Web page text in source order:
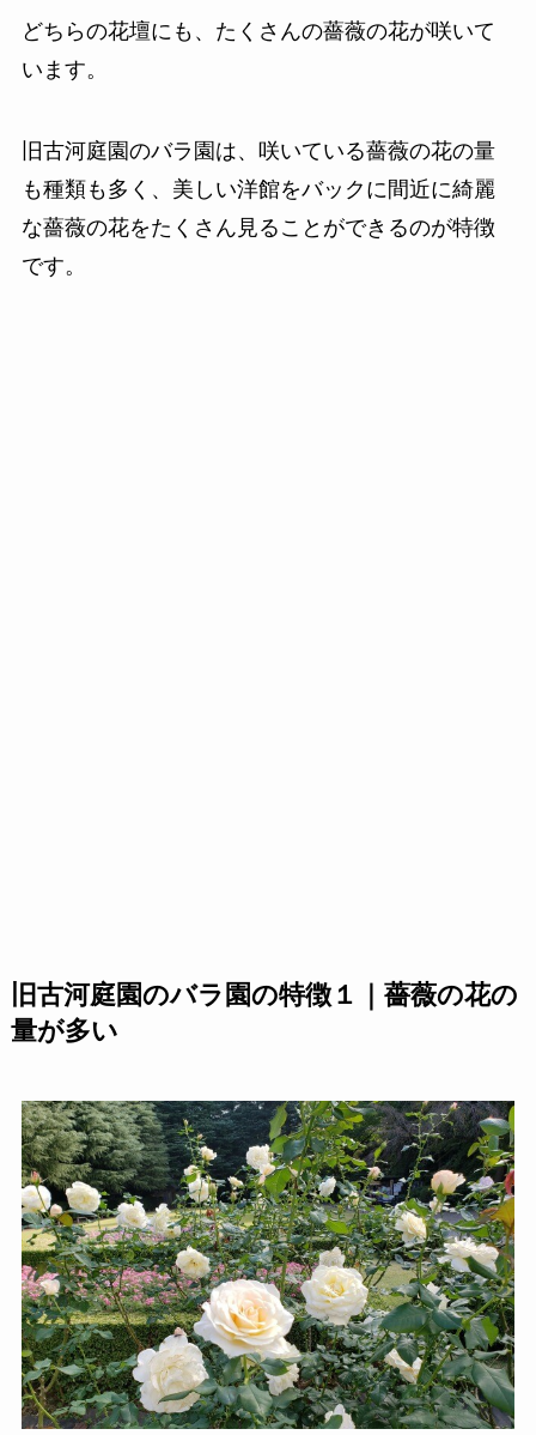
どちらの花壇にも、たくさんの薔薇の花が咲いて
います。
旧古河庭園のバラ園は、咲いている薔薇の花の量
も種類も多く、美しい洋館をバックに間近に綺麗
な薔薇の花をたくさん見ることができるのが特徴
です。
旧古河庭園のバラ園の特徴１｜薔薇の花の
量が多い